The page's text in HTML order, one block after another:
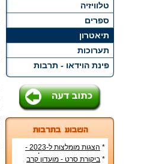
טלוויזיה
ספרים
תיאטרון
תערוכות
פינת הוידאו - תרבות
*
הצגות מומלצות ל-2023 -
הרשימה הטובה ביותר!
* ביקורת סרט - מועדון קרב